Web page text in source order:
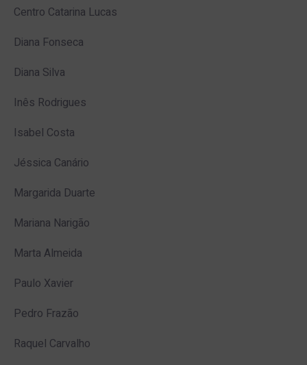
Centro Catarina Lucas
Diana Fonseca
Diana Silva
Inês Rodrigues
Isabel Costa
Jéssica Canário
Margarida Duarte
Mariana Narigão
Marta Almeida
Paulo Xavier
Pedro Frazão
Raquel Carvalho